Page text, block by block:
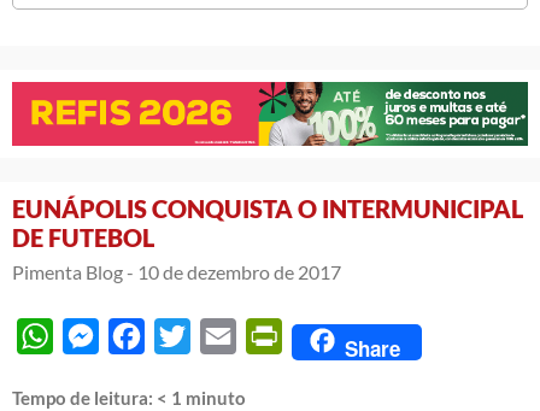
EUNÁPOLIS CONQUISTA O INTERMUNICIPAL
DE FUTEBOL
Pimenta Blog - 10 de dezembro de 2017
WhatsAppMessengerFacebook
Twitter Email PrintFriendly
Share
Tempo de leitura: < 1 minuto